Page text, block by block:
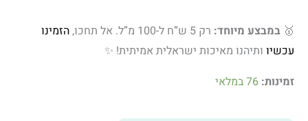
🥇 במבצע מיוחד: רק 5 ש”ח ל-100 מ”ל. אל תחכו,
הזמינו
עכשיו ותיהנו מאיכות ישראלית אמיתית! ✨
זמינות: 76 במלאי